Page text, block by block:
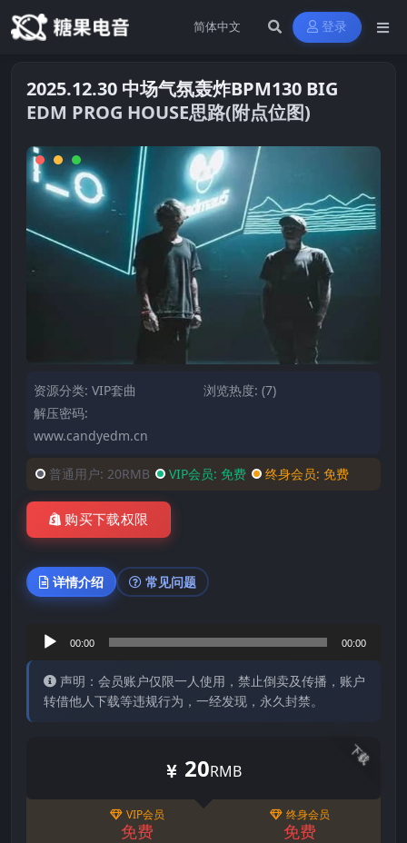
登录
2025.12.30 中场气氛轰炸BPM130 BIG
EDM PROG HOUSE思路(附点位图)
资源分类: VIP套曲
浏览热度: (7)
解压密码:
www.candyedm.cn
普通用户: 20RMB VIP会员: 免费 终身会员: 免费
购买下载权限
详情介绍 常见问题
频
放
00:00 00:00
声明：会员账户仅限一人使用，禁止倒卖及传播，账户
转借他人下载等违规行为，一经发现，永久封禁。
下载
20RMB
VIP会员
免费
终身会员
免费